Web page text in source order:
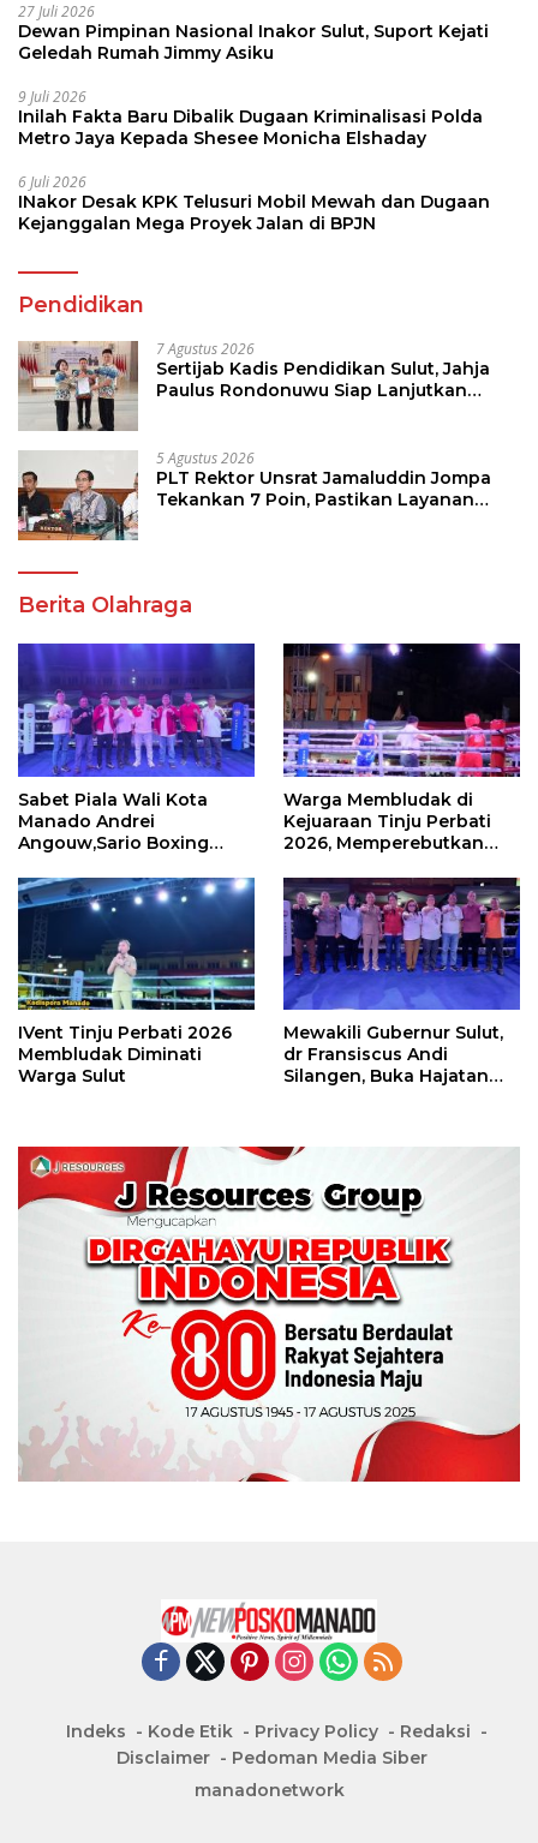
27 Juli 2026
Dewan Pimpinan Nasional Inakor Sulut, Suport Kejati
Geledah Rumah Jimmy Asiku
9 Juli 2026
Inilah Fakta Baru Dibalik Dugaan Kriminalisasi Polda
Metro Jaya Kepada Shesee Monicha Elshaday
6 Juli 2026
INakor Desak KPK Telusuri Mobil Mewah dan Dugaan
Kejanggalan Mega Proyek Jalan di BPJN
Pendidikan
7 Agustus 2026
Sertijab Kadis Pendidikan Sulut, Jahja
Paulus Rondonuwu Siap Lanjutkan
5 Agustus 2026
PLT Rektor Unsrat Jamaluddin Jompa
Tekankan 7 Poin, Pastikan Layanan
Berita Olahraga
Sabet Piala Wali Kota
Manado Andrei
Angouw,Sario Boxing
Perbati 2026
Warga Membludak di
Kejuaraan Tinju Perbati
2026, Memperebutkan
IVent Tinju Perbati 2026
Membludak Diminati
Warga Sulut
Mewakili Gubernur Sulut,
dr Fransiscus Andi
Silangen, Buka Hajatan
Indeks Kode Etik Privacy Policy
Redaksi
Disclaimer
Pedoman Media Siber
manadonetwork